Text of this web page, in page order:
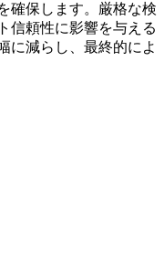
確保します。厳格な検
信頼性に影響を与える
に減らし、最終的によ